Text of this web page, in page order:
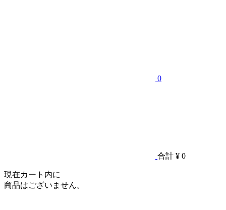
0
合計 ¥ 0
現在カート内に
商品はございません。